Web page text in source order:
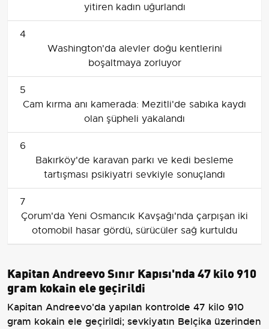
yitiren kadın uğurlandı
4
Washington'da alevler doğu kentlerini
boşaltmaya zorluyor
5
Cam kırma anı kamerada: Mezitli'de sabıka kaydı
olan şüpheli yakalandı
6
Bakırköy'de karavan parkı ve kedi besleme
tartışması psikiyatri sevkiyle sonuçlandı
7
Çorum'da Yeni Osmancık Kavşağı'nda çarpışan iki
otomobil hasar gördü, sürücüler sağ kurtuldu
Kapitan Andreevo Sınır Kapısı'nda 47 kilo 910
gram kokain ele geçirildi
Kapitan Andreevo'da yapılan kontrolde 47 kilo 910
gram kokain ele geçirildi; sevkiyatın Belçika üzerinden